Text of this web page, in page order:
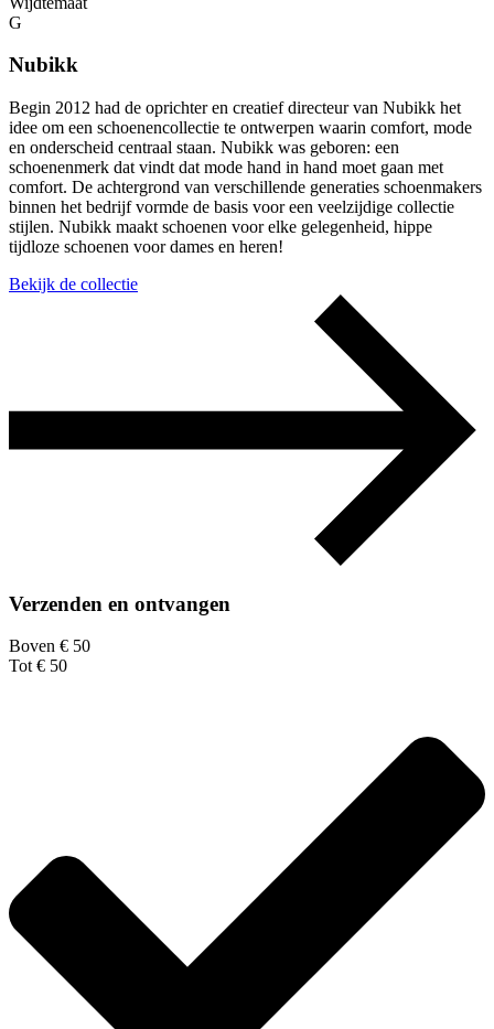
G
Nubikk
Begin 2012 had de oprichter en creatief directeur van Nubikk het
idee om een ​​schoenencollectie te ontwerpen waarin comfort, mode
en onderscheid centraal staan. Nubikk was geboren: een
schoenenmerk dat vindt dat mode hand in hand moet gaan met
comfort. De achtergrond van verschillende generaties schoenmakers
binnen het bedrijf vormde de basis voor een veelzijdige collectie
stijlen. Nubikk maakt schoenen voor elke gelegenheid, hippe
tijdloze schoenen voor dames en heren!
Bekijk de collectie
Verzenden en ontvangen
Boven € 50
Tot € 50